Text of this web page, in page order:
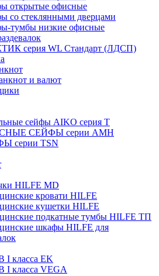
открытые офисные
со стеклянными дверцами
тумбы низкие офисные
серия WL Стандарт (ЛДСП)
и валют
сейфы AIKO серия Т
СЕЙФЫ серии AMH
серии TSN
HILFE MD
кровати HILFE
кушетки HILFE
подкатные тумбы HILFE ТП
шкафы HILFE для
I класса EK
I класса VEGA